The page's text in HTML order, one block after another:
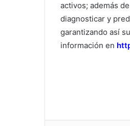
activos; además
diagnosticar y
garantizando así
información en